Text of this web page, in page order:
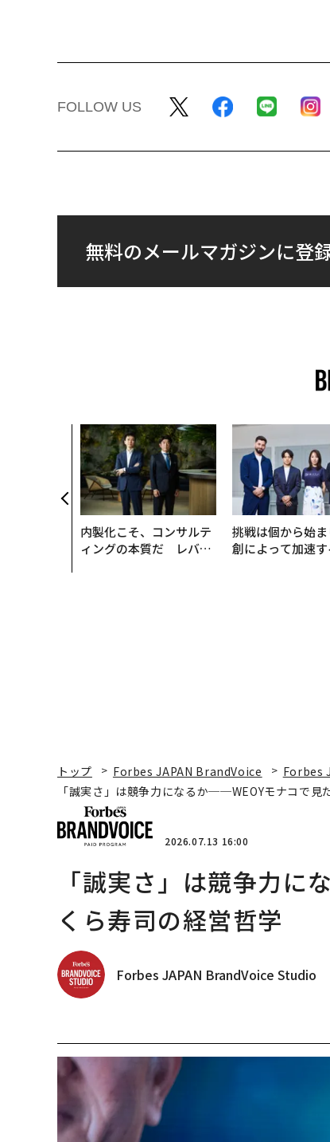
FOLLOW US
無料のメールマガジンに登
内製化こそ、コンサルテ
ィングの本質だ レバレ
挑戦は個から始
創によって加速す
トップ Forbes JAPAN BrandVoice
Forbes
「誠実さ」は競争力になるか──WEOYモナコで見
2026.07.13 16:00
「誠実さ」は競争力に
くら寿司の経営哲学
Forbes JAPAN BrandVoice Studio